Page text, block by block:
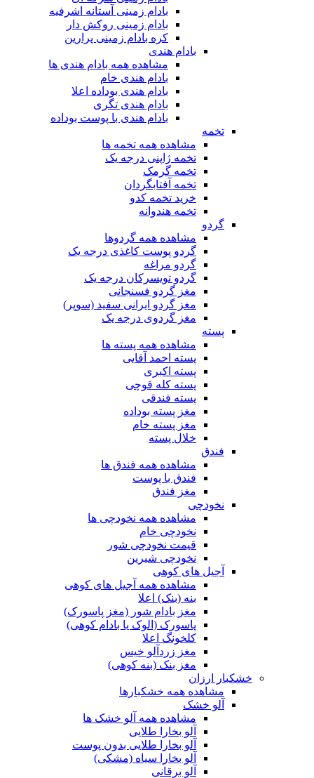
بادام زمینی آستانه اشرفیه
بادام زمینی روکش دار
کره بادام زمینی پرارین
بادام هندی
مشاهده همه بادام هندی ها
بادام هندی خام
بادام هندی بوداده اعلا
بادام هندی تگری
بادام هندی با پوست بوداده
تخمه
مشاهده همه تخمه ها
تخمه ژاپنی درجه یک
تخمه گرمک
تخمه آفتابگردان
خرید تخمه کدو
تخمه هندوانه
گردو
مشاهده همه گردوها
گردو پوست کاغذی درجه یک
گردو مراغه
گردو تویسرکان درجه یک
مغز گردو فسنجانی
مغز گردو ایرانی سفید (سوپر)
مغز گردوی درجه یک
پسته
مشاهده همه پسته ها
پسته احمد آقایی
پسته اکبری
پسته کله قوچی
پسته فندقی
مغز پسته بوداده
مغز پسته خام
خلال پسته
فندق
مشاهده همه فندق ها
فندق با پوست
مغز فندق
نخودچی
مشاهده همه نخودچی ها
نخودچی خام
قیمت نخودچی شور
نخودچی شیرین
آجیل های کوهی
مشاهده همه آجیل های کوهی
بنه (بنک) اعلا
مغز بادام شور (مغز پاسورک)
پاسورک (الوک یا بادام کوهی)
کلخونگ اعلا
مغز زردآلو خیس
مغز بنک (بنه کوهی)
خشکبار ارزان
مشاهده همه خشکبارها
آلو خشک
مشاهده همه آلو خشک ها
آلو بخارا طلایی
آلو بخارا طلایی بدون پوست
آلو بخارا سیاه (مشکی)
آلو برقانی